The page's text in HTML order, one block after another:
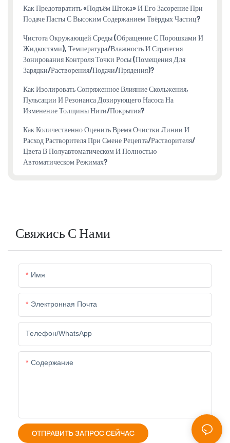
Как Предотвратить «подъём Штока» И Его Засорение При
Подаче Пасты С Высоким Содержанием Твёрдых Частиц?
Чистота Окружающей Среды (обращение С Порошками И
Жидкостями), Температура/влажность И Стратегия
Зонирования Контроля Точки Росы (помещения Для
Зарядки/растворения/подачи/прядения)?
Как Изолировать Сопряженное Влияние Скольжения,
Пульсации И Резонанса Дозирующего Насоса На
Изменение Толщины Нити/покрытия?
Как Количественно Оценить Время Очистки Линии И
Расход Растворителя При Смене Рецепта/растворителя/
Цвета В Полуавтоматическом И Полностью
Автоматическом Режимах?
Свяжись С Нами
Имя
Электронная Почта
Телефон/WhatsApp
Содержание
ОТПРАВИТЬ ЗАПРОС СЕЙЧАС